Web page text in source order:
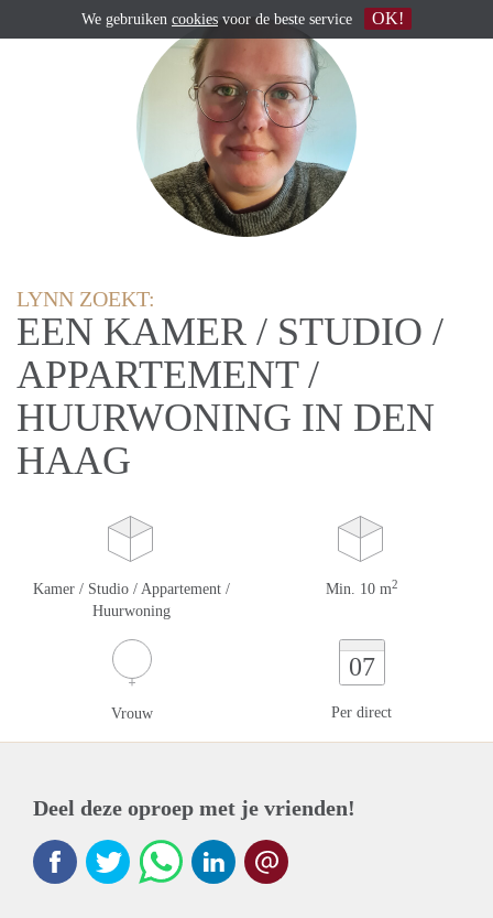
LYNN ZOEKT:
EEN KAMER / STUDIO /
APPARTEMENT /
HUURWONING IN DEN
HAAG
Kamer / Studio / Appartement /
Huurwoning
Min. 10 m2
Vrouw
07
Per direct
Deel deze oproep met je vrienden!
We gebruiken cookies voor de beste service OK!